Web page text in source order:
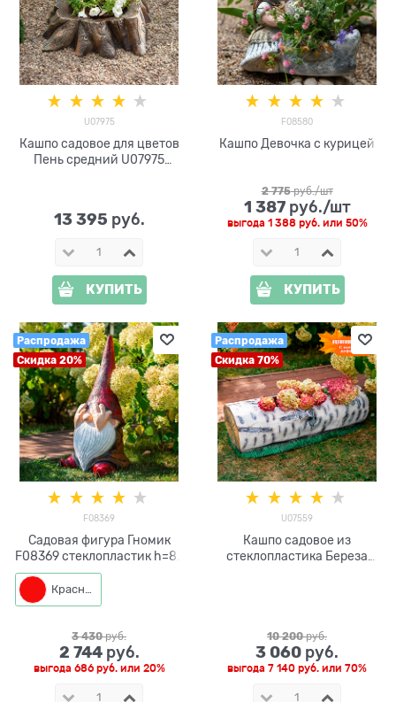
U07975
Кашпо садовое для цветов
Пень средний U07975
13 395 руб.
КУПИТЬ
F08580
Кашпо Девочка с курицей
2 775 руб./шт
1 387 руб./шт
выгода 1 388 руб.или 50%
КУПИТЬ
Распродажа
Скидка 20%
F08369
Садовая фигура Гномик
F08369 стеклопластик h=85
см
Красный
3 430 руб.
2 744 руб.
выгода 686 руб.или 20%
Распродажа
Скидка 70%
U07559
Кашпо садовое из
стеклопластика Береза
10 200 руб.
3 060 руб.
выгода 7 140 руб. или 70%